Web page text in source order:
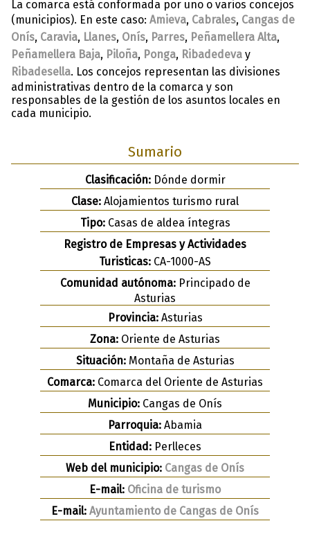
La comarca está conformada por uno o varios concejos
(municipios). En este caso: Amieva, Cabrales, Cangas de
Onís, Caravia, Llanes, Onís, Parres, Peñamellera Alta,
Peñamellera Baja, Piloña, Ponga, Ribadedeva y
Ribadesella. Los concejos representan las divisiones
administrativas dentro de la comarca y son
responsables de la gestión de los asuntos locales en
cada municipio.
Sumario
Clasificación:Dónde dormir
Clase: Alojamientos turismo rural
Tipo:Casas de aldea íntegras
Registro de Empresas y Actividades
Turisticas: CA-1000-AS
Comunidad autónoma:Principado de
Asturias
Provincia:Asturias
Zona: Oriente de Asturias
Situación:Montaña de Asturias
Comarca: Comarca del Oriente de Asturias
Municipio: Cangas de Onís
Parroquia: Abamia
Entidad: Perlleces
Web del municipio: Cangas de Onís
E-mail: Oficina de turismo
E-mail: Ayuntamiento de Cangas de Onís